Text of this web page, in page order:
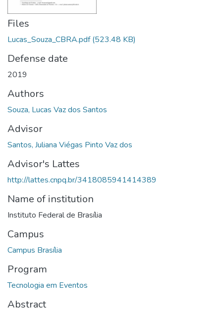
Files
Lucas_Souza_CBRA.pdf(523.48 KB)
Defense date
2019
Authors
Souza, Lucas Vaz dos Santos
Advisor
Santos, Juliana Viégas Pinto Vaz dos
Advisor's Lattes
http://lattes.cnpq.br/3418085941414389
Name of institution
Instituto Federal de Brasília
Campus
Campus Brasília
Program
Tecnologia em Eventos
Abstract